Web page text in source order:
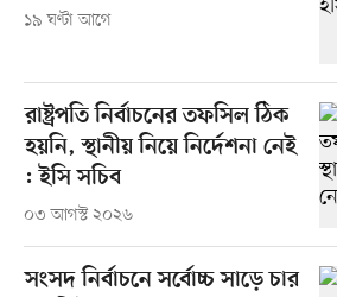
১৯ ঘণ্টা আগে
রাষ্ট্রপতি নির্বাচনের তফসিল ঠিক
হয়নি, স্থানীয় নিয়ে নির্দেশনা নেই
: ইসি সচিব
০৩ আগস্ট ২০২৬
সংসদ নির্বাচনে সর্বোচ্চ সাড়ে চার